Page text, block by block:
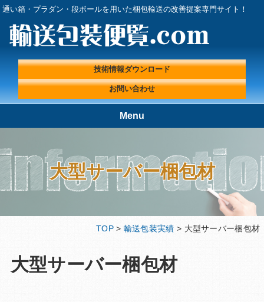
通い箱・プラダン・段ボールを用いた梱包輸送の改善提案専門サイト！
技術情報ダウンロード
お問い合わせ
Menu
輸送包装実績
輸送包装プロフェッショナルに
よる『輸送包装・梱包 改善ラ
輸送包装便覧の取扱製品 輸送包装エンジニアコラム
プライバシーポリシー 会社概要
大型サーバー梱包材
TOP> 輸送包装実績 > 大型サーバー梱包材
大型サーバー梱包材